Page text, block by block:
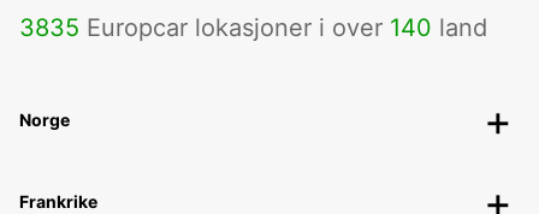
3835 Europcar lokasjoner i over 140 land
Norge
Frankrike